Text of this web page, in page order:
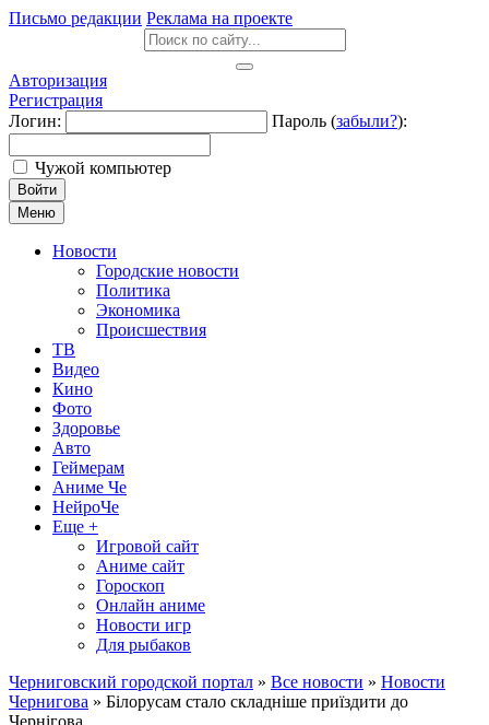
Письмо редакции Реклама на проекте
Авторизация
Регистрация
Логин:
Пароль (забыли?):
Чужой компьютер
Войти
Меню
Новости
Городские новости
Политика
Экономика
Происшествия
ТВ
Видео
Кино
Фото
Здоровье
Авто
Геймерам
Аниме Че
НейроЧе
Еще +
Игровой сайт
Аниме сайт
Гороскоп
Онлайн аниме
Новости игр
Для рыбаков
Черниговский городской портал » Все новости » Новости
Чернигова » Білорусам стало складніше приїздити до
Чернігова